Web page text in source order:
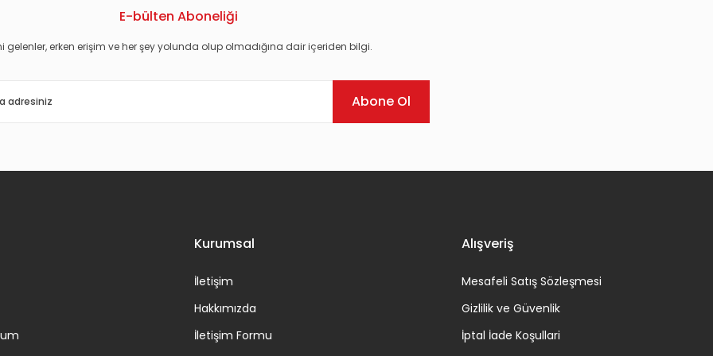
E-bülten Aboneliği
gelenler, erken erişim ve her şey yolunda olup olmadığına dair içeriden bilgi.
Abone Ol
Kurumsal
İletişim
Hakkımızda
İletişim Formu
Alışveriş
Mesafeli Satış Sözleşmesi
Gizlilik ve Güvenlik
İptal İade Koşullari